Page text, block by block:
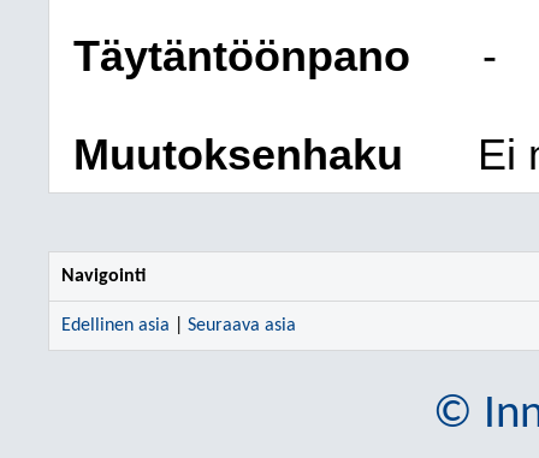
Täytäntöönpano -
Muutoksenhaku Ei
Navigointi
Edellinen asia Seuraava asia
©